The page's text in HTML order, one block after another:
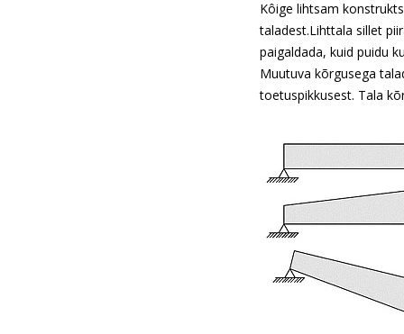
Kôige lihtsam
taladest.Lihttala sillet
paigaldada, kuid puidu
Muutuva kõrgusega
toetuspikkusest. Tala